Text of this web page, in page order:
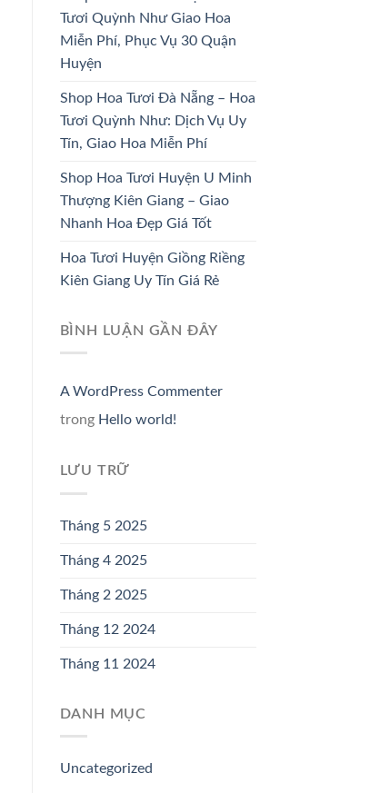
HOA CÔ DÂU HOA KHAI TRƯƠNG
Tươi Quỳnh Như Giao Hoa
Miễn Phí, Phục Vụ 30 Quận
Huyện
Shop Hoa Tươi Đà Nẵng – Hoa
Tươi Quỳnh Như: Dịch Vụ Uy
Tín, Giao Hoa Miễn Phí
Shop Hoa Tươi Huyện U Minh
Thượng Kiên Giang – Giao
Nhanh Hoa Đẹp Giá Tốt
Hoa Tươi Huyện Giồng Riềng
Kiên Giang Uy Tín Giá Rẻ
BÌNH LUẬN GẦN ĐÂY
A WordPress Commenter
trong Hello world!
LƯU TRỮ
Tháng 5 2025
Tháng 4 2025
Tháng 2 2025
Tháng 12 2024
Tháng 11 2024
DANH MỤC
Uncategorized